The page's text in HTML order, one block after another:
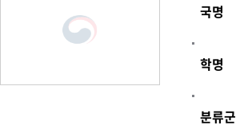
국명
학명
분류군